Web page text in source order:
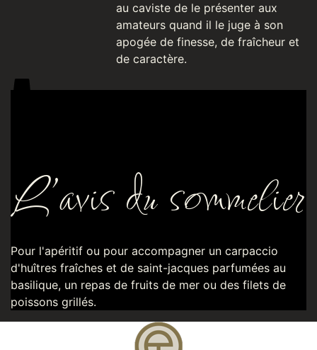
au caviste de le présenter aux
amateurs quand il le juge à son
apogée de finesse, de fraîcheur et
de caractère.
L’avis du sommelier
Pour l'apéritif ou pour accompagner un carpaccio
d'huîtres fraîches et de saint-jacques parfumées au
basilique, un repas de fruits de mer ou des filets de
poissons grillés.